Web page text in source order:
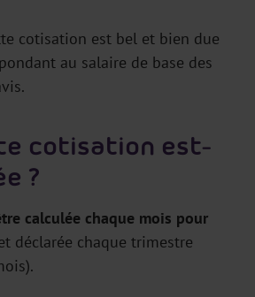
cotisation est bel et bien due
au salaire de base des
cotisation est-
?
calculée chaque mois pour
déclarée chaque trimestre